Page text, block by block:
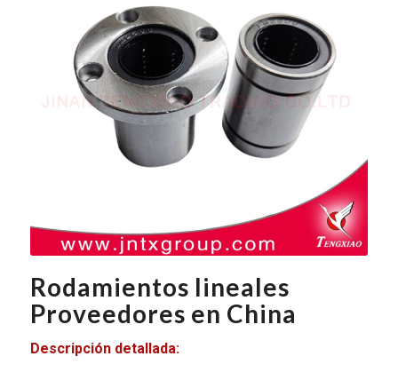
Rodamientos lineales
Proveedores en China
Descripción detallada: